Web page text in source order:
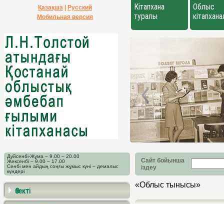
Қазақша
Русский
Мобильная версия
Кітапхана
туралы
Облыс
Дүйсенбі-Жұма – 9.00 – 20.00
Жексенбі – 9.00 – 17.00
Сенбі мен айдың соңғы жұмыс күні – демалыс
күндері
Сайт бойынша
іздеу
Өзекті
«Облыс тынысы»